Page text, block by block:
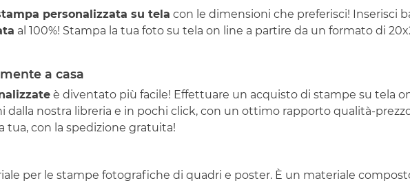
personalizzata su tela con le dimensioni che preferisci! Inserisci
al 100%! Stampa la tua foto su tela on line a partire da un formato di
a casa
è diventato più facile! Effettuare un acquisto di stampe su tela
nostra libreria e in pochi click, con un ottimo rapporto qualità-
tua, con la spedizione gratuita!
per le stampe fotografiche di quadri e poster. È un materiale